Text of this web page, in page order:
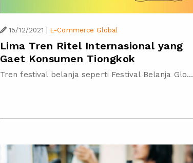
15/12/2021 E-Commerce Global
Lima Tren Ritel Internasional yang
Gaet Konsumen Tiongkok
Tren festival belanja seperti Festival Belanja Glo...